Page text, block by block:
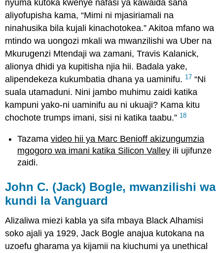
nyuma kutoka kwenye nafasi ya kawaida sana
aliyofupisha kama, “Mimi ni mjasiriamali na
ninahusika bila kujali kinachotokea.” Akitoa mfano wa
mtindo wa uongozi mkali wa mwanzilishi wa Uber na
Mkurugenzi Mtendaji wa zamani, Travis Kalanick,
alionya dhidi ya kupitisha njia hii. Badala yake,
alipendekeza kukumbatia dhana ya uaminifu. 17 “Ni
suala utamaduni. Nini jambo muhimu zaidi katika
kampuni yako-ni uaminifu au ni ukuaji? Kama kitu
chochote trumps imani, sisi ni katika taabu.” 18
Tazamavideo hii ya Marc Benioff akizungumzia
mgogoro wa imani katika Silicon Valley ili ujifunze
zaidi.
John C. (Jack) Bogle, mwanzilishi wa
kundi la Vanguard
Alizaliwa miezi kabla ya sifa mbaya Black Alhamisi
soko ajali ya 1929, Jack Bogle anajua kutokana na
uzoefu gharama ya kijamii na kiuchumi ya unethical